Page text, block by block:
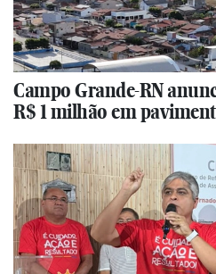
Campo Grande-RN
R$ 1 milhão em